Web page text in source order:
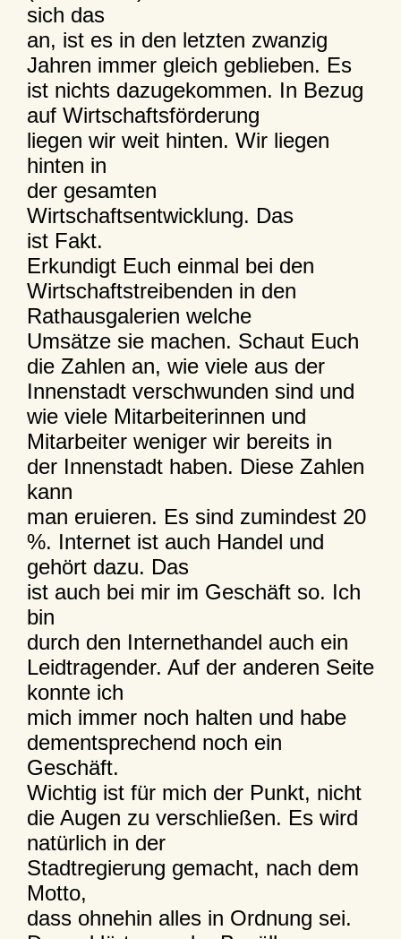
sich das
an, ist es in den letzten zwanzig
Jahren immer gleich geblieben. Es
ist nichts dazugekommen. In Bezug
auf Wirtschaftsförderung
liegen wir weit hinten. Wir liegen
hinten in
der gesamten
Wirtschaftsentwicklung. Das
ist Fakt.
Erkundigt Euch einmal bei den
Wirtschaftstreibenden in den
Rathausgalerien welche
Umsätze sie machen. Schaut Euch
die Zahlen an, wie viele aus der
Innenstadt verschwunden sind und
wie viele Mitarbeiterinnen und
Mitarbeiter weniger wir bereits in
der Innenstadt haben. Diese Zahlen
kann
man eruieren. Es sind zumindest 20
%. Internet ist auch Handel und
gehört dazu. Das
ist auch bei mir im Geschäft so. Ich
bin
durch den Internethandel auch ein
Leidtragender. Auf der anderen Seite
konnte ich
mich immer noch halten und habe
dementsprechend noch ein
Geschäft.
Wichtig ist für mich der Punkt, nicht
die Augen zu verschließen. Es wird
natürlich in der
Stadtregierung gemacht, nach dem
Motto,
dass ohnehin alles in Ordnung sei.